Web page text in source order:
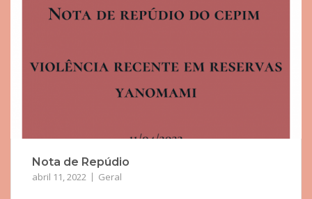
Nota de Repúdio
abril 11, 2022 Geral